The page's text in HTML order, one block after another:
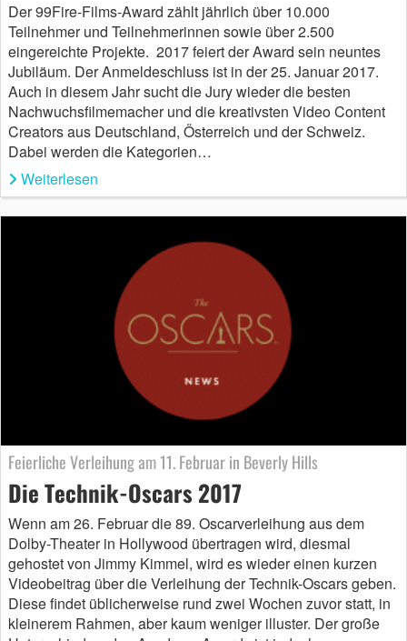
Der 99Fire-Films-Award zählt jährlich über 10.000
Teilnehmer und Teilnehmerinnen sowie über 2.500
eingereichte Projekte. 2017 feiert der Award sein neuntes
Jubiläum. Der Anmeldeschluss ist in der 25. Januar 2017.
Auch in diesem Jahr sucht die Jury wieder die besten
Nachwuchsfilmemacher und die kreativsten Video Content
Creators aus Deutschland, Österreich und der Schweiz.
Dabei werden die Kategorien…
Weiterlesen
Feierliche Verleihung am 11. Februar in Beverly Hills
Die Technik-Oscars 2017
Wenn am 26. Februar die 89. Oscarverleihung aus dem
Dolby-Theater in Hollywood übertragen wird, diesmal
gehostet von Jimmy Kimmel, wird es wieder einen kurzen
Videobeitrag über die Verleihung der Technik-Oscars geben.
Diese findet üblicherweise rund zwei Wochen zuvor statt, in
kleinerem Rahmen, aber kaum weniger illuster. Der große